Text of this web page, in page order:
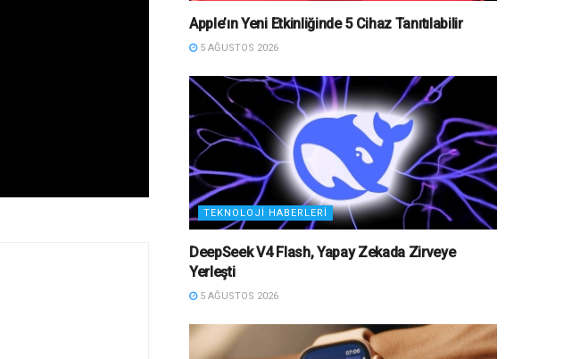
Apple’ın Yeni Etkinliğinde 5 Cihaz Tanıtılabilir
5 AĞUSTOS 2026
TEKNOLOJI HABERLERI
DeepSeek V4 Flash, Yapay Zekada Zirveye
Yerleşti
5 AĞUSTOS 2026